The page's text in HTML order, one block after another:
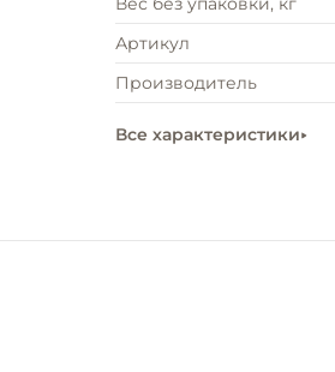
Артикул
Производитель
Все характеристики